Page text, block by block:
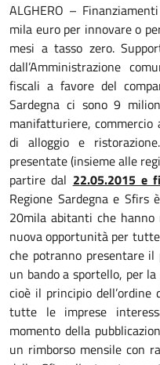
ALGHERO –
mila euro per innovare o
mesi a tasso zero.
dall’Amministrazione
fiscali a favore del
Sardegna ci sono 9
manifatturiere, commercio
di alloggio e
presentate (insieme alle
partire dal 22.05.2015 e
Regione Sardegna e
20mila abitanti che
nuova opportunità per
che potranno presentare
un bando a sportello, per
cioè il principio
tutte le imprese
momento della
un rimborso mensile con